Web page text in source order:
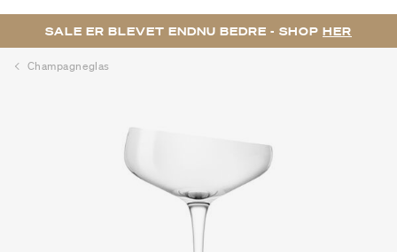
SALE ER BLEVET ENDNU BEDRE - SHOP HER
Champagneglas